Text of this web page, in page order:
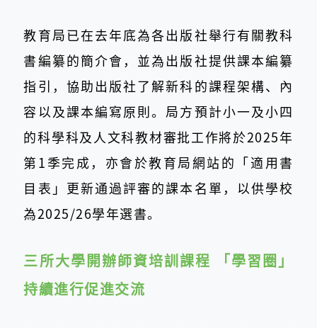
教育局已在去年底為各出版社舉行有關教科
書編纂的簡介會，並為出版社提供課本編纂
指引，協助出版社了解新科的課程架構、內
容以及課本編寫原則。局方預計小一及小四
的科學科及人文科教材審批工作將於2025年
第1季完成，亦會於教育局網站的「適用書
目表」更新通過評審的課本名單，以供學校
為2025/26學年選書。
三所大學開辦師資培訓課程 「學習圈」
持續進行促進交流